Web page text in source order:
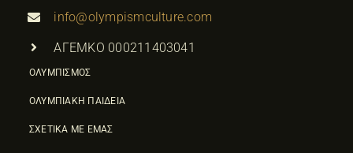
info@olympismculture.com
ΑΓΕΜΚΟ 000211403041
ΟΛΥΜΠΙΣΜΟΣ
ΟΛΥΜΠΙΑΚΗ ΠΑΙΔΕΙΑ
ΣΧΕΤΙΚΑ ΜΕ ΕΜΑΣ